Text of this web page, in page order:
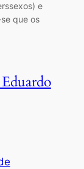
e
que os